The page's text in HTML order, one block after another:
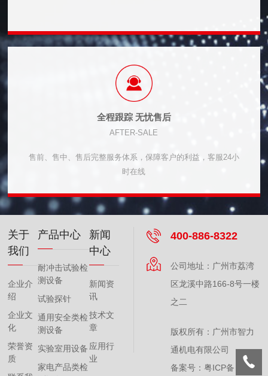
全程跟踪 无忧售后
AFTER-SALE
售前、售中、售后完整服务体系，保障客户的利益，客服24小
时在线
关于
我们
企业介
绍
企业文
化
荣誉资
质
产品中心
耐冲击试验检
测设备
试验探针
通用安全类检
测设备
实验室用设备
家电产品类检
新闻
中心
新闻资
讯
技术文
章
应用行
业
400-886-8322
公司地址：广州市荔湾
区龙溪中路166-8号一楼
之二
版权所有：广州市智力
通机电有限公司
备案号：粤ICP备